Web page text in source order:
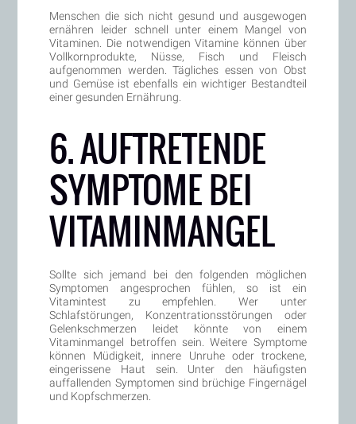
Menschen die sich nicht gesund und ausgewogen
ernähren leider schnell unter einem Mangel von
Vitaminen. Die notwendigen Vitamine können über
Vollkornprodukte, Nüsse, Fisch und Fleisch
aufgenommen werden. Tägliches essen von Obst
und Gemüse ist ebenfalls ein wichtiger Bestandteil
einer gesunden Ernährung.
6. AUFTRETENDE
SYMPTOME BEI
VITAMINMANGEL
Sollte sich jemand bei den folgenden möglichen
Symptomen angesprochen fühlen, so ist ein
Vitamintest zu empfehlen. Wer unter
Schlafstörungen, Konzentrationsstörungen oder
Gelenkschmerzen leidet könnte von einem
Vitaminmangel betroffen sein. Weitere Symptome
können Müdigkeit, innere Unruhe oder trockene,
eingerissene Haut sein. Unter den häufigsten
auffallenden Symptomen sind brüchige Fingernägel
und Kopfschmerzen.